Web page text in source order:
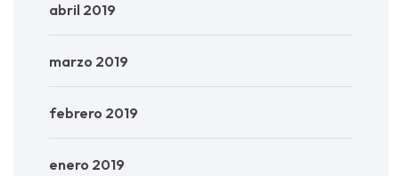
abril 2019
marzo 2019
febrero 2019
enero 2019